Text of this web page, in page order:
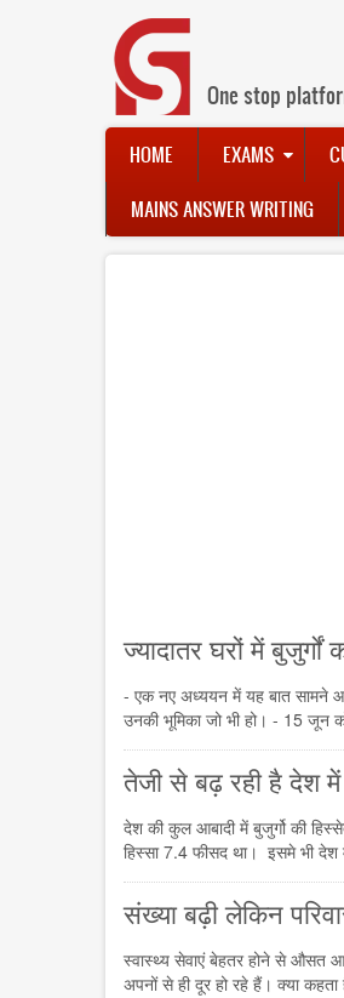
One stop
Main
navigation
HOME EXAMS
MAINS ANSWER WRITING
ज्यादातर घरों में बुजुर्गों
- एक नए अध्ययन में यह बात सामने
उनकी भूमिका जो भी हो। - 15 जून
तेजी से बढ़ रही है देश में
देश की कुल आबादी में बुजुर्गो की
हिस्सा 7.4 फीसद था। इसमे भी
संख्या बढ़ी लेकिन
स्वास्थ्य सेवाएं बेहतर होने से औसत
अपनों से ही दूर हो रहे हैं। क्या